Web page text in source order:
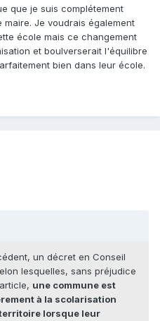
que je suis complétement
Je voudrais également
école mais ce changement
et boulverserait l'équilibre
bien dans leur école.
un décret en Conseil
lesquelles, sans préjudice
une commune est
à la scolarisation
lorsque leur